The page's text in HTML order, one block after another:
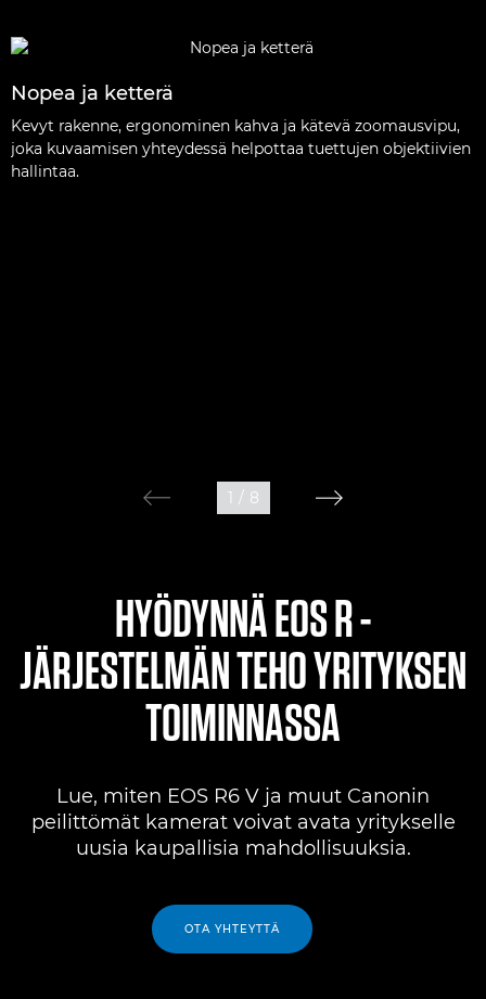
Nopea ja ketterä
Kevyt rakenne, ergonominen kahva ja kätevä zoomausvipu,
joka kuvaamisen yhteydessä helpottaa tuettujen objektiivien
hallintaa.
1 / 8
HYÖDYNNÄ EOS R -
JÄRJESTELMÄN TEHO YRITYKSEN
TOIMINNASSA
Lue, miten EOS R6 V ja muut Canonin
peilittömät kamerat voivat avata yritykselle
uusia kaupallisia mahdollisuuksia.
OTA YHTEYTTÄ